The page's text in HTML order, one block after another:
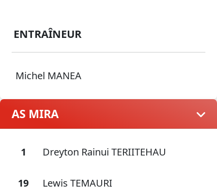
ENTRAÎNEUR
Michel MANEA
AS MIRA
1 Dreyton Rainui TERIITEHAU
19 Lewis TEMAURI